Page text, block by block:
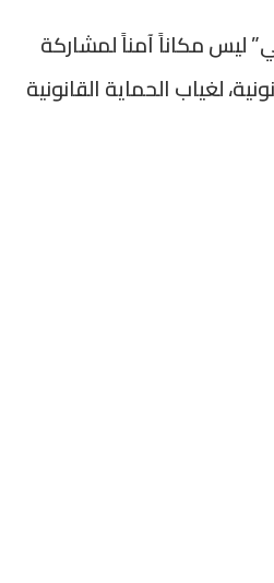
ليس مكاناً آمناً لمشاركة
لغياب الحماية القانونية